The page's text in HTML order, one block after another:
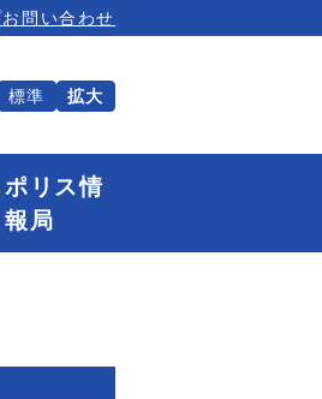
お問い合わせ
標準 拡大
リス情
報局